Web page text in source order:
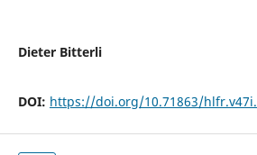
Dieter Bitterli
DOI: https://doi.org/10.71863/